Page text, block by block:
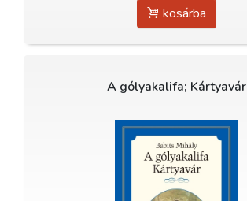
kosárba
A gólyakalifa; Kártyavár